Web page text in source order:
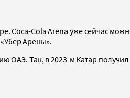
Coca-Cola Arena уже сейчас
Арены».
ОАЭ. Так, в 2023-м Катар